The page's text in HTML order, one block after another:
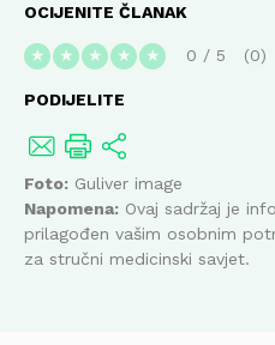
OCIJENITE ČLANAK
★ ★ ★ ★ ★ 0 / 5 0
PODIJELITE
Foto: Guliver image
Napomena: Ovaj sadržaj je
prilagođen vašim osobnim
za stručni medicinski savjet.